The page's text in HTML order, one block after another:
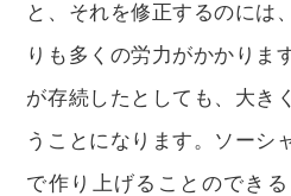
と、それを修正するのには
りも多くの労力がかかりま
が存続したとしても、大き
うことになります。ソーシ
で作り上げることのできる